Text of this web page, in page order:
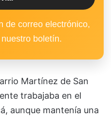
de correo electrónico,
boletín.
Martínez de San
trabajaba en el
aunque mantenía una